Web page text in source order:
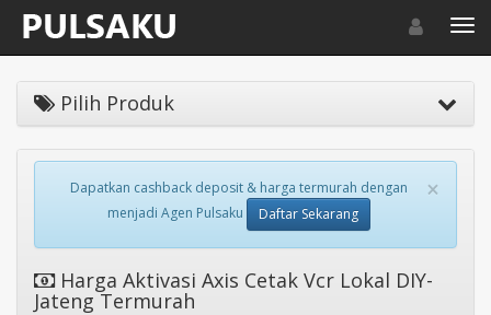
Toggle
Pilih Produk
×
Dapatkan cashback deposit & harga termurah dengan
menjadi Agen Pulsaku
Daftar Sekarang
Harga Aktivasi Axis Cetak Vcr Lokal DIY-
Jateng Termurah